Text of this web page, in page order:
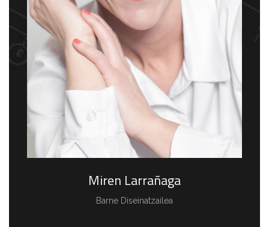
Miren Larrañaga
Barne Diseinatzailea